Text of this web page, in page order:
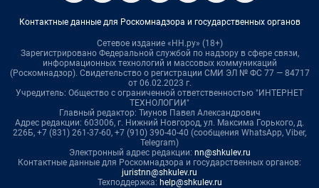
Контактные данные для Роскомнадзора и государственных органов
Сетевое издание «НН.ру» (18+)
Зарегистрировано Федеральной службой по надзору в сфере связи,
информационных технологий и массовых коммуникаций
(Роскомнадзор). Свидетельство о регистрации СМИ ЭЛ № ФС 77 — 84717
от 06.02.2023 г.
Учредитель: Общество с ограниченной ответственностью "ИНТЕРНЕТ
ТЕХНОЛОГИИ"
Главный редактор: Тиунов Павел Александрович
Адрес редакции: 603006, г. Нижний Новгород, ул. Максима Горького, д.
226Б, +7 (831) 261-37-60, +7 (910) 390-40-40 (сообщения WhatsApp, Viber,
Telegram)
Электронный адрес редакции: nn@shkulev.ru
Контактные данные для Роскомнадзора и государственных органов:
juristnn@shkulev.ru
Техподдержка: help@shkulev.ru